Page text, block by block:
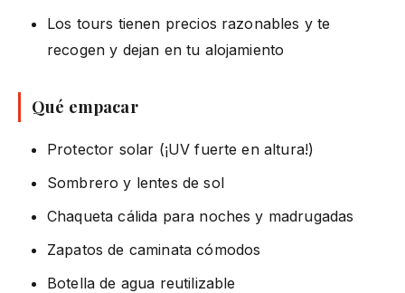
Los tours tienen precios razonables y te
recogen y dejan en tu alojamiento
Qué empacar
Protector solar (¡UV fuerte en altura!)
Sombrero y lentes de sol
Chaqueta cálida para noches y madrugadas
Zapatos de caminata cómodos
Botella de agua reutilizable